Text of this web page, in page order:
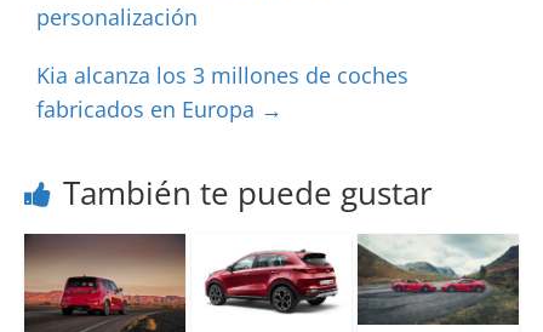
personalización
Kia alcanza los 3 millones de coches
fabricados en Europa →
También te puede gustar